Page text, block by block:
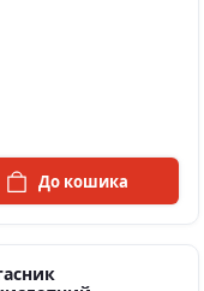
До кошика